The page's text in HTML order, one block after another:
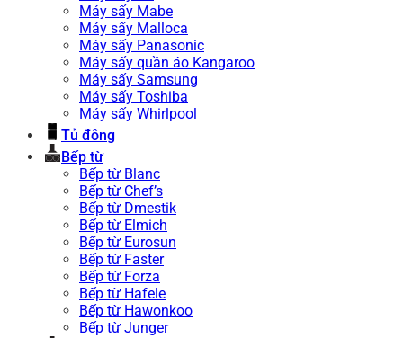
Máy sấy Mabe
Máy sấy Malloca
Máy sấy Panasonic
Máy sấy quần áo Kangaroo
Máy sấy Samsung
Máy sấy Toshiba
Máy sấy Whirlpool
Tủ đông
Bếp từ
Bếp từ Blanc
Bếp từ Chef’s
Bếp từ Dmestik
Bếp từ Elmich
Bếp từ Eurosun
Bếp từ Faster
Bếp từ Forza
Bếp từ Hafele
Bếp từ Hawonkoo
Bếp từ Junger